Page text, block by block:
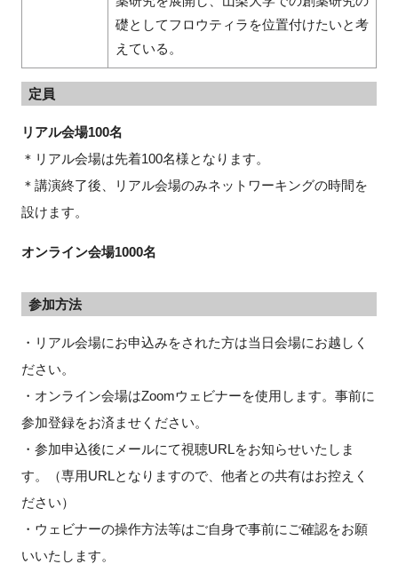
礎としてフロウティラを位置付けたいと考
えている。
定員
リアル会場100名
＊リアル会場は先着100名様となります。
＊講演終了後、リアル会場のみネットワーキングの時間を
設けます。
オンライン会場1000名
参加方法
・リアル会場にお申込みをされた方は当日会場にお越しく
ださい。
・オンライン会場はZoomウェビナーを使用します。事前に
参加登録をお済ませください。
・参加申込後にメールにて視聴URLをお知らせいたしま
す。（専用URLとなりますので、他者との共有はお控えく
ださい）
・ウェビナーの操作方法等はご自身で事前にご確認をお願
いいたします。